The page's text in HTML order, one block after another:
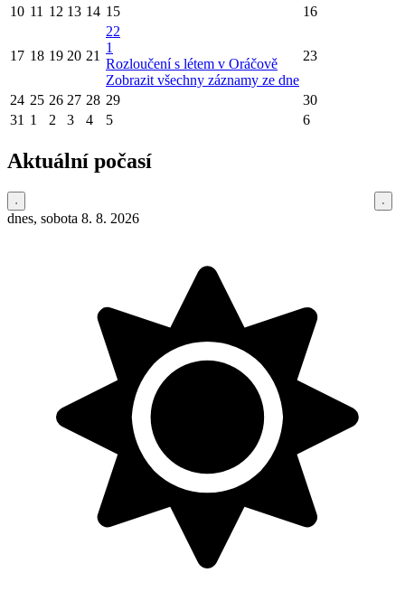
10 11 12 13 14 15 16
17 18 19 20 21
22
1
Rozloučení s létem v Oráčově
Zobrazit všechny záznamy ze dne
23
24 25 26 27 28 29
30
31 1 2 3 4 5 6
Aktuální počasí
dnes, sobota 8. 8. 2026